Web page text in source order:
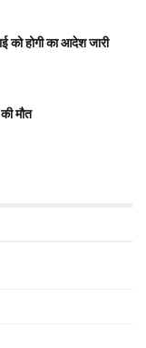
को होगी का आदेश जारी
मौत